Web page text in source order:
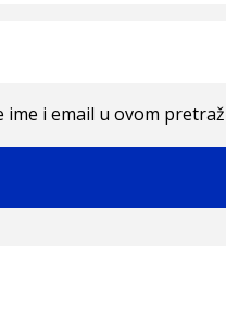
ime i email u ovom